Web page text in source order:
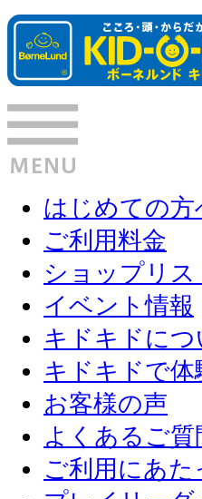
はじめての方
ご利用料金
ショップリス
イベント情報
キドキドにつ
キドキドで
お客様の声
よくあるご質
ご利用にあ